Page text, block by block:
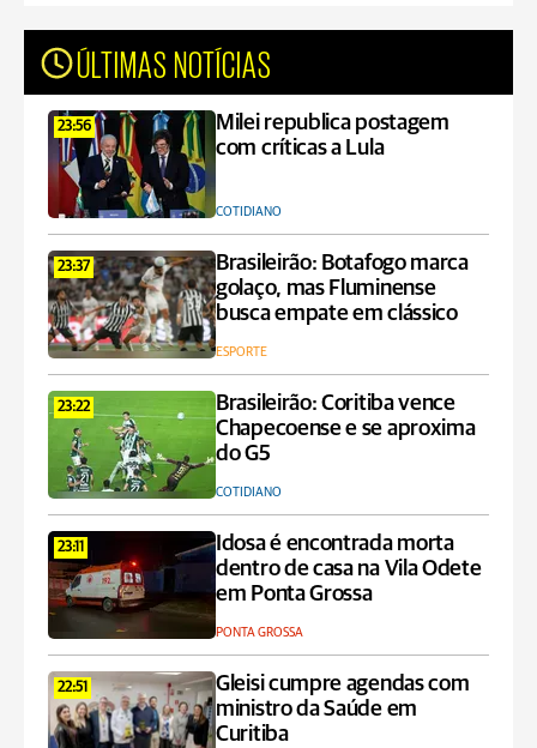
ÚLTIMAS NOTÍCIAS
23:56
Milei republica postagem
com críticas a Lula
COTIDIANO
23:37
Brasileirão: Botafogo marca
golaço, mas Fluminense
busca empate em clássico
ESPORTE
23:22
Brasileirão: Coritiba vence
Chapecoense e se aproxima
do G5
COTIDIANO
23:11
Idosa é encontrada morta
dentro de casa na Vila Odete
em Ponta Grossa
PONTA GROSSA
22:51
Gleisi cumpre agendas com
ministro da Saúde em
Curitiba